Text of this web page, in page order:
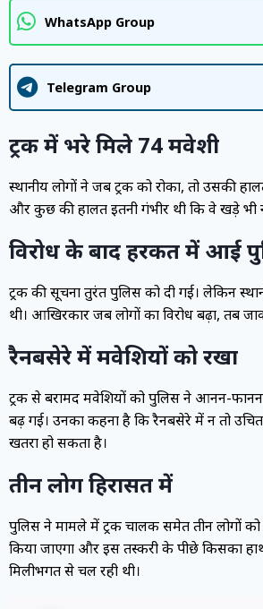
WhatsApp Group
Telegram Group
ट्रक में भरे मिले 74 मवेशी
स्थानीय लोगों ने जब ट्रक को रोका, तो उसकी
और कुछ की हालत इतनी गंभीर थी कि वे खड़े भी
विरोध के बाद हरकत में आई
ट्रक की सूचना तुरंत पुलिस को दी गई। लेकिन
थी। आखिरकार जब लोगों का विरोध बढ़ा, तब
रैनबसेरे में मवेशियों को रखा
ट्रक से बरामद मवेशियों को पुलिस ने आनन-
बढ़ गई। उनका कहना है कि रैनबसेरे में न तो
खतरा हो सकता है।
तीन लोग हिरासत में
पुलिस ने मामले में ट्रक चालक समेत तीन लोगों
किया जाएगा और इस तस्करी के पीछे किसका
मिलीभगत से चल रही थी।